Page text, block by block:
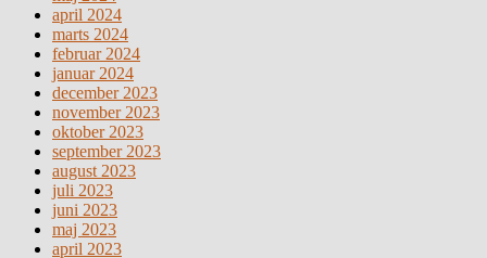
april 2024
marts 2024
februar 2024
januar 2024
december 2023
november 2023
oktober 2023
september 2023
august 2023
juli 2023
juni 2023
maj 2023
april 2023